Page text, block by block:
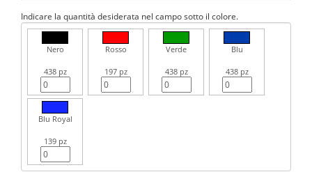
Indicare la quantità desiderata nel campo sotto il colore.
Nero
438 pz
Rosso
197 pz
Verde
438 pz
Blu
438 pz
Blu Royal
139 pz